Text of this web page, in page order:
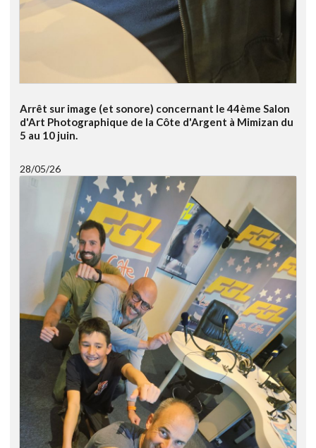
Arrêt sur image (et sonore) concernant le 44ème Salon
d'Art Photographique de la Côte d'Argent à Mimizan du
5 au 10 juin.
28/05/26